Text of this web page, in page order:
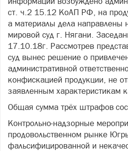
ст. ч.2 15.12 КоАП РФ, на
а материалы дела направлены
мировой суд г. Нягани.
17.10.18г. Рассмотрев
суд вынес решение о
административной
конфискацией продукции, не
заявленным характеристикам
Общая сумма трёх штрафов
Контрольно-надзорные
продовольственном рынке
фальсифицированной и